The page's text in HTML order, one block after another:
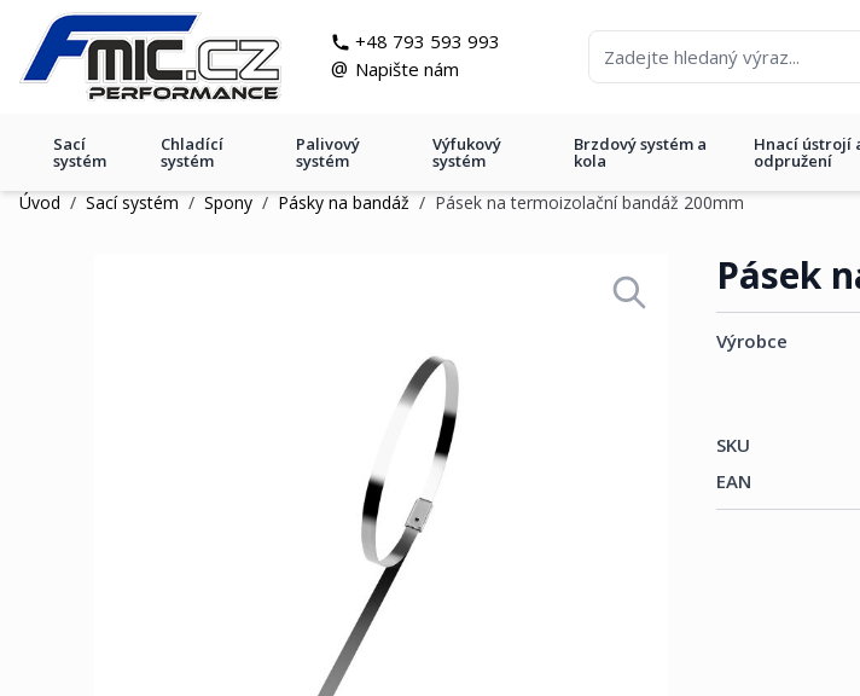
Přejít na obsah
+48 793 593 993
@ Napište nám
Sací
systém
Chladící
systém
Palivový
systém
Výfukový
systém
Brzdový systém a
kola
Hnací ústrojí
odpružení
Úvod / Sací systém / Spony / Pásky na bandáž / Pásek na termoizolační bandáž 200mm
Pásek na termoizolační bandáž 200mm Pásek
Výrobce
SKU
EAN